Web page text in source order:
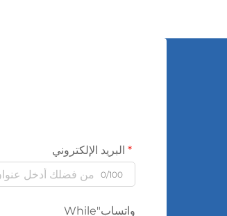
البريد الإلكتروني
0/100
واتساب"While